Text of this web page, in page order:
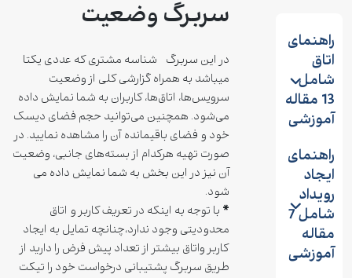
راهنمای
اتاق
شامل
13 مقاله
آموزشی
راهنمای
ایجاد
رویداد
شامل 7
مقاله
آموزشی
سربرگ وضعیت
در این سربرگ شناسه مشتری که عددی یکتا
میباشد به همراه گزارشی کلی از وضعیت
سرویس‌ها، اتاق‌ها، کاربران به شما نمایش داده
می‌شود. همچنین می‌توانید حجم فضای دیسک
خود و فضای باقیمانده آن را مشاهده نمایید. در
صورت تهیه هرکدام از بسته‌های جانبی، وضعیت
آن نیز در این بخش به شما نمایش داده می
شود.
* با توجه به اینکه در تعریف کاربر و اتاق
محدودیتی وجود ندارد،چنانچه تمایل به ایجاد
کاربر واتاق بیشتر از تعداد پیش فرض را دارید از
طریق سربرگ پشتیبانی درخواست خود را تیکت